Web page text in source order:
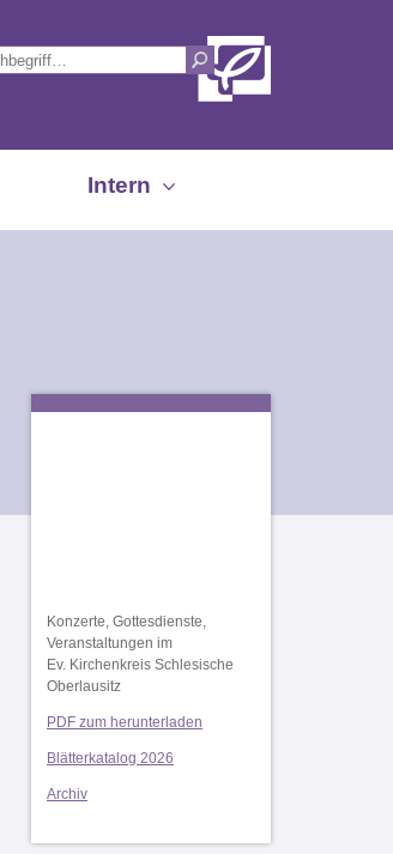
Intern
Konzerte, Gottesdienste,
Veranstaltungen im
Ev. Kirchenkreis Schlesische
Oberlausitz
PDF zum herunterladen
Blätterkatalog 2026
Archiv